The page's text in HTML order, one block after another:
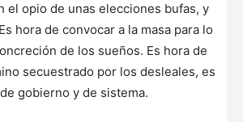
el opio de unas elecciones bufas, y
hora de convocar a la masa para lo
de los sueños. Es hora de
secuestrado por los desleales, es
gobierno y de sistema.